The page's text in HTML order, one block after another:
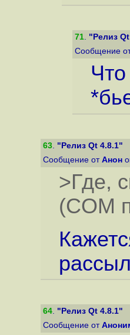
71. "Релиз
Сообщение
63. "Релиз Qt 4.8.1"
Сообщение от Анон
>Где,
(COM
64. "Релиз Qt 4.8.1"
Сообщение от